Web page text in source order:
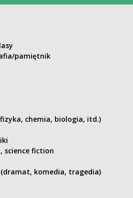
pamiętnik
chemia, biologia, itd.)
fiction
komedia, tragedia)